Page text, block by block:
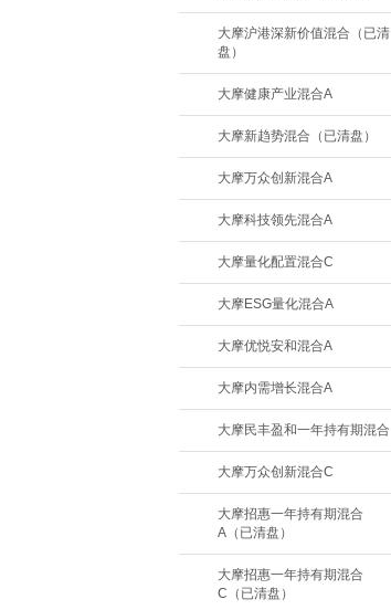
大摩沪港深新价值混合（已清
盘）
大摩健康产业混合A
大摩新趋势混合（已清盘）
大摩万众创新混合A
大摩科技领先混合A
大摩量化配置混合C
大摩ESG量化混合A
大摩优悦安和混合A
大摩内需增长混合A
大摩民丰盈和一年持有期混合
大摩万众创新混合C
大摩招惠一年持有期混合
A（已清盘）
大摩招惠一年持有期混合
C（已清盘）